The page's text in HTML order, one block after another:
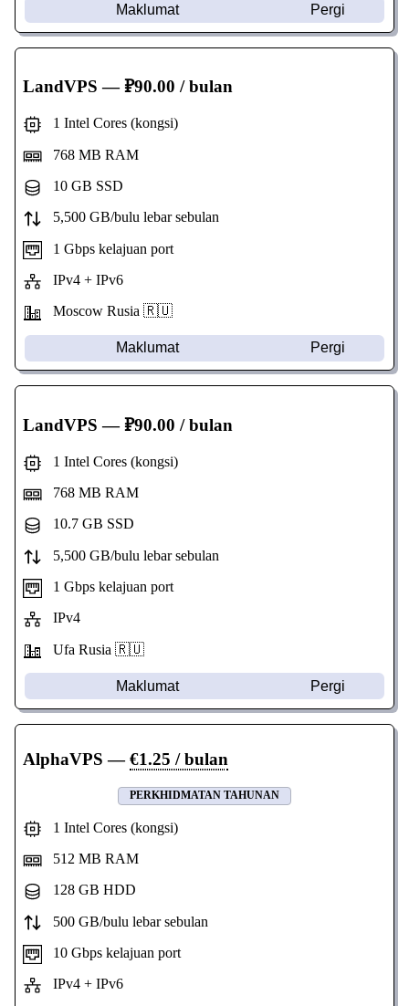
Maklumat Pergi
LandVPS — ₽90.00 / bulan
1 Intel Cores (kongsi)
768 MB RAM
10 GB SSD
5,500 GB/bulu lebar sebulan
1 Gbps kelajuan port
IPv4 + IPv6
Moscow Rusia 🇷🇺
Maklumat Pergi
LandVPS — ₽90.00 / bulan
1 Intel Cores (kongsi)
768 MB RAM
10.7 GB SSD
5,500 GB/bulu lebar sebulan
1 Gbps kelajuan port
IPv4
Ufa Rusia 🇷🇺
Maklumat Pergi
AlphaVPS —€1.25 / bulan
PERKHIDMATAN TAHUNAN
1 Intel Cores (kongsi)
512 MB RAM
128 GB HDD
500 GB/bulu lebar sebulan
10 Gbps kelajuan port
IPv4 + IPv6